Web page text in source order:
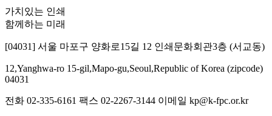
가치있는 인쇄
함께하는 미래
[04031] 서울 마포구 양화로15길 12 인쇄문화회관3층 (서교동)
12,Yanghwa-ro 15-gil,Mapo-gu,Seoul,Republic of Korea (zipcode)
04031
전화 02-335-6161 팩스 02-2267-3144 이메일 kp@k-fpc.or.kr